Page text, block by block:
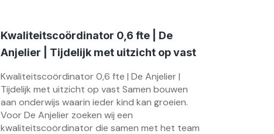
Kwaliteitscoördinator 0,6 fte | De
Anjelier | Tijdelijk met uitzicht op vast
Kwaliteitscoördinator 0,6 fte | De Anjelier |
Tijdelijk met uitzicht op vast Samen bouwen
aan onderwijs waarin ieder kind kan groeien.
Voor De Anjelier zoeken wij een
kwaliteitscoördinator die samen met het team